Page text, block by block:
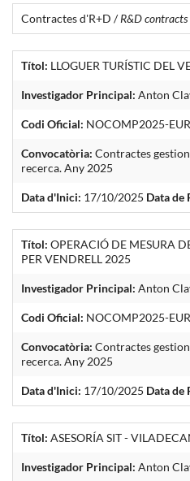
Contractes d'R+D /R&D contracts
Títol: LLOGUER TURÍSTIC DEL
Investigador Principal: Anton
Codi Oficial: NOCOMP2025-
Convocatòria: Contractes
recerca. Any 2025
Data d'Inici: 17/10/2025 Data de
Títol: OPERACIÓ DE MESURA
PER VENDRELL 2025
Investigador Principal: Anton
Codi Oficial: NOCOMP2025-
Convocatòria: Contractes
recerca. Any 2025
Data d'Inici: 17/10/2025 Data de
Títol: ASESORÍA SIT -
Investigador Principal: Anton